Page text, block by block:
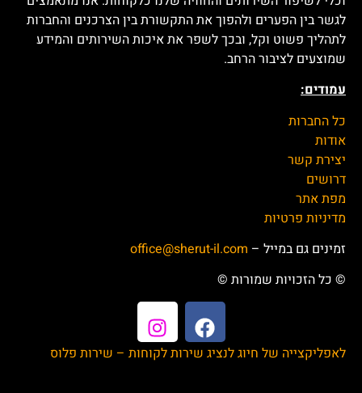
מטרת האתר "שירות ישראל" היא לאפשר לצרכנים ולחברות
ליצור קשר בצורה יעילה ופשוטה. אנו רואים באפשרות למצוא
מידע, לפרסם פרטי יצירת קשר, ולפתור בעיות כמקור השראה
וכלי לשיפור השירותים והחוויה שלנו כלקוחות. אנו מתאמצים
לגשר בין הפערים ולהפוך את התקשורת בין הצרכנים והחברות
לתהליך פשוט וקל, ובכך לשפר את איכות השירותים והמידע
שמוצעים לציבור הרחב.
עמודים:
כל החברות
אודות
יצירת קשר
דרושים
מפת אתר
office@sherut-il.com
© כל הזכויות שמורות ©